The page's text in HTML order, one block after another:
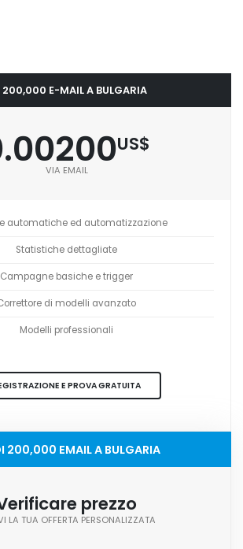
200,000 E-MAIL A BULGARIA
US$
VIA EMAIL
automatiche ed automatizzazione
Statistiche dettagliate
Campagne basiche e trigger
di modelli avanzato
Modelli professionali
E PROVA GRATUITA
200,000 EMAIL A BULGARIA
prezzo
LA TUA OFFERTA PERSONALIZZATA